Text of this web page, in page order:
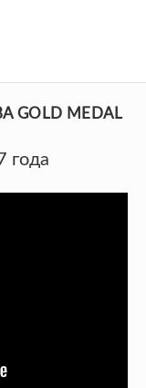
GOLD MEDAL
года